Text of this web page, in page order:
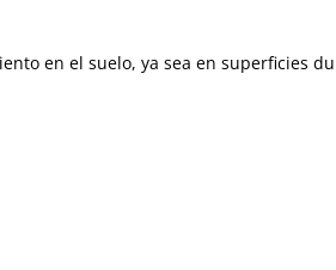
en el suelo, ya sea en superficies